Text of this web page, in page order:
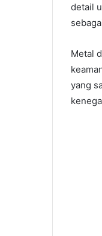
detail
Metal
yang